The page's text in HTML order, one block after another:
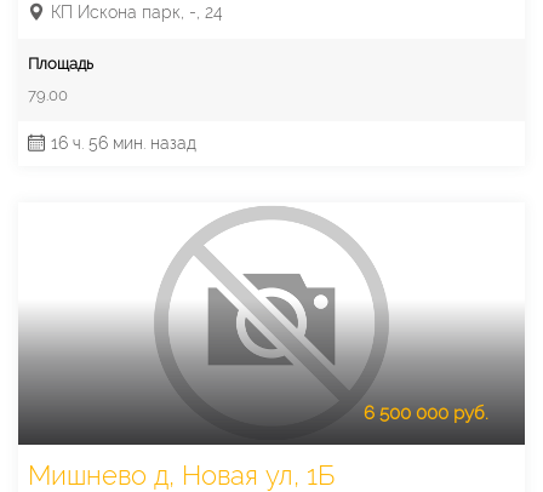
КП Искона парк, -, 24
Площадь
79.00
16 ч. 56 мин. назад
6 500 000 руб.
Мишнево д, Новая ул, 1Б